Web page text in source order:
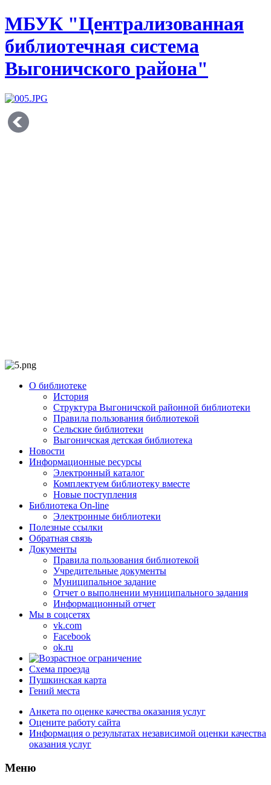
МБУК "Централизованная
библиотечная система
Выгоничского района"
О библиотеке
История
Структура Выгоничской районной библиотеки
Правила пользования библиотекой
Сельские библиотеки
Выгоничская детская библиотека
Новости
Информационные ресурсы
Электронный каталог
Комплектуем библиотеку вместе
Новые поступления
Библиотека On-line
Электронные библиотеки
Полезные ссылки
Обратная связь
Документы
Правила пользования библиотекой
Учредительные документы
Муниципальное задание
Отчет о выполнении муниципального задания
Информационный отчет
Мы в соцсетях
vk.com
Facebook
ok.ru
Схема проезда
Пушкинская карта
Гений места
Анкета по оценке качества оказания услуг
Оцените работу сайта
Информация о результатах независимой оценки качества
оказания услуг
Меню